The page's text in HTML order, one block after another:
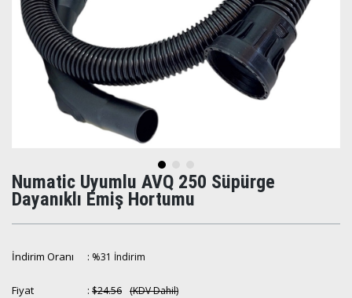
Numatic Uyumlu AVQ 250 Süpürge
Dayanıklı Emiş Hortumu
İndirim Oranı : %31 İndirim
Fiyat : $24.56 (KDV Dahil)